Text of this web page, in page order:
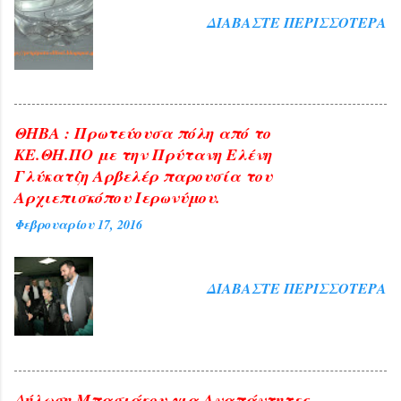
ΔΙΑΒΆΣΤΕ ΠΕΡΙΣΣΌΤΕΡΑ
ΘΗΒΑ : Πρωτεύουσα πόλη από το
ΚΕ.ΘΗ.ΠΟ με την Πρύτανη Ελένη
Γλύκατζη Αρβελέρ παρουσία του
Αρχιεπισκόπου Ιερωνύμου.
Φεβρουαρίου 17, 2016
ΔΙΑΒΆΣΤΕ ΠΕΡΙΣΣΌΤΕΡΑ